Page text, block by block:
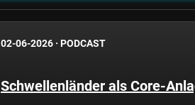
02-06-2026 · PODCAST
Schwellenländer als Core-